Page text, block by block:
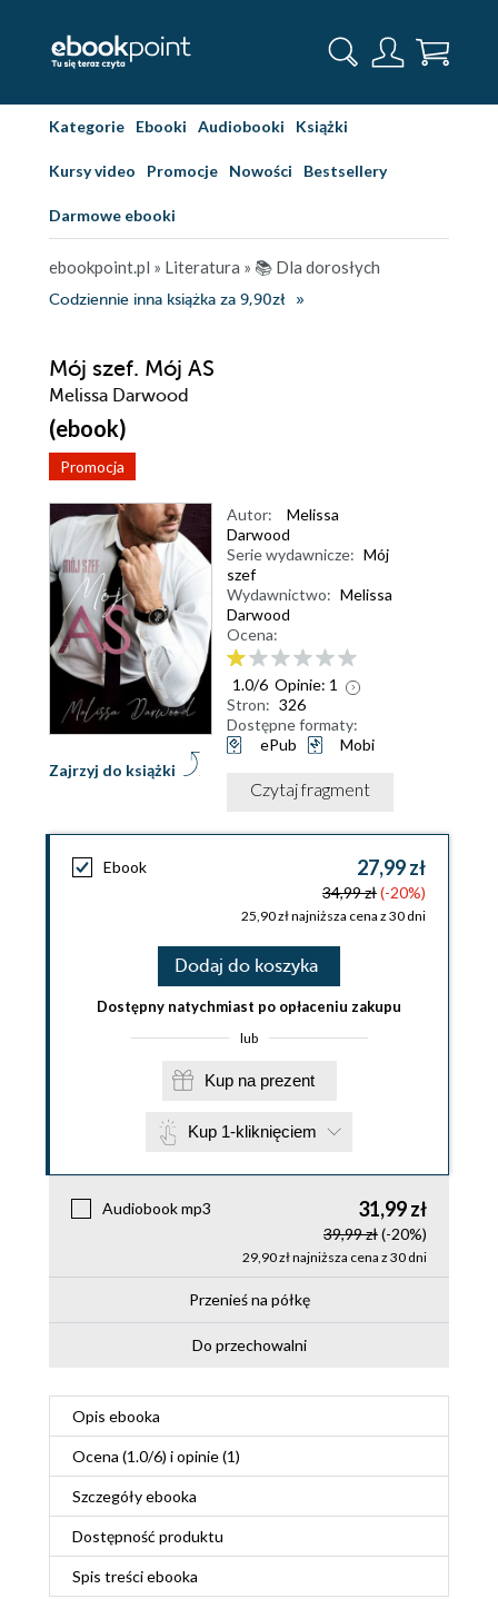
Kategorie Ebooki Audiobooki Książki
Kursy video Promocje Nowości Bestsellery
Darmowe ebooki
ebookpoint.pl » Literatura » 📚 Dla dorosłych
Codziennie inna książka za 9,90zł
Mój szef. Mój AS
Melissa Darwood
(ebook)
Promocja
Zajrzyj do książki
Autor:
Melissa
Darwood
Serie wydawnicze: Mój
szef
Wydawnictwo: Melissa
Darwood
Ocena:
1.0/6 Opinie: 1
Stron: 326
Dostępne formaty:
ePub
Mobi
Czytaj fragment
Ebook 27,99 zł
34,99 zł(-20%)
25,90 zł najniższa cena z 30 dni
Dodaj do koszyka
Dostępny natychmiast po opłaceniu zakupu
lub
Kup na prezent
Kup 1-kliknięciem
Audiobook mp3 31,99 zł
39,99 zł(-20%)
29,90 zł najniższa cena z 30 dni
Przenieś na półkę
Do przechowalni
Opis ebooka
Ocena (1.0/6) i opinie (1)
Szczegółyebooka
Dostępność produktu
Spis treściebooka